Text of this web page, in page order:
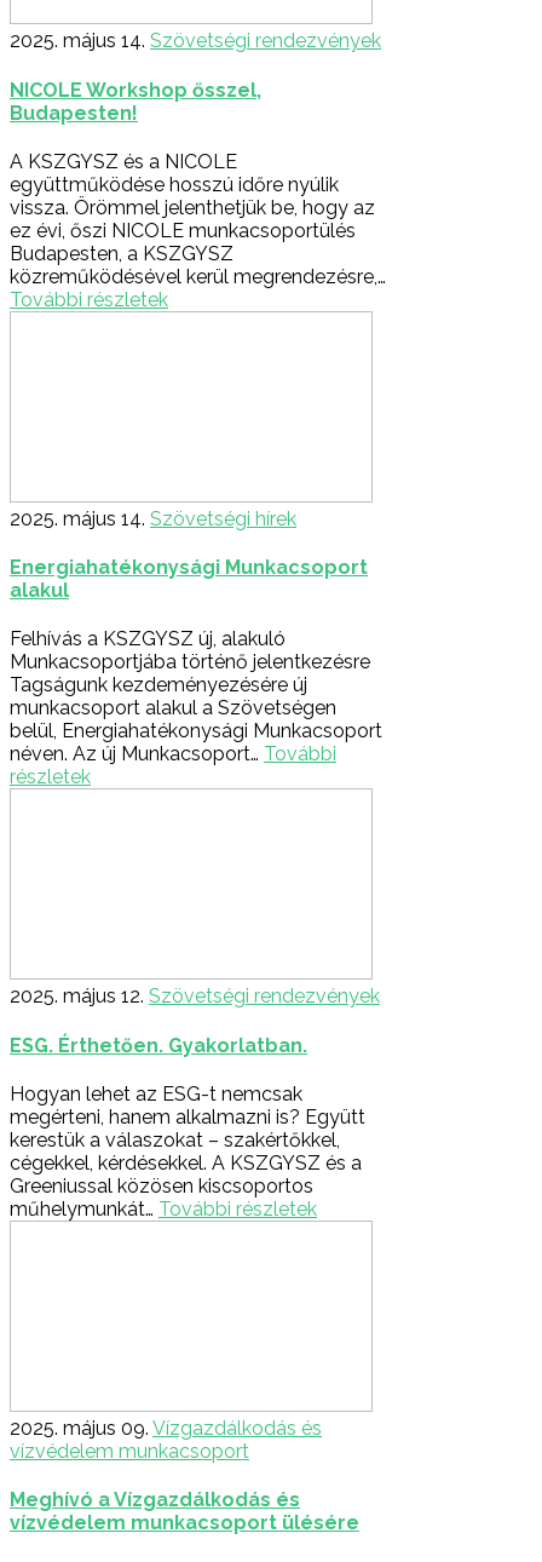
2025. május 14. Szövetségi rendezvények
NICOLE Workshop ősszel,
Budapesten!
A KSZGYSZ és a NICOLE
együttműködése hosszú időre nyúlik
vissza. Örömmel jelenthetjük be, hogy az
ez évi, őszi NICOLE munkacsoportülés
Budapesten, a KSZGYSZ
közreműködésével kerül megrendezésre,…
További részletek
2025. május 14. Szövetségi hírek
Energiahatékonysági Munkacsoport
alakul
Felhívás a KSZGYSZ új, alakuló
Munkacsoportjába történő jelentkezésre
Tagságunk kezdeményezésére új
munkacsoport alakul a Szövetségen
belül, Energiahatékonysági Munkacsoport
néven. Az új Munkacsoport… További
részletek
2025. május 12. Szövetségi rendezvények
ESG. Érthetően. Gyakorlatban.
Hogyan lehet az ESG-t nemcsak
megérteni, hanem alkalmazni is? Együtt
kerestük a válaszokat – szakértőkkel,
cégekkel, kérdésekkel. A KSZGYSZ és a
Greeniussal közösen kiscsoportos
műhelymunkát… További részletek
2025. május 09. Vízgazdálkodás és
vízvédelem munkacsoport
Meghívó a Vízgazdálkodás és
vízvédelem munkacsoport ülésére